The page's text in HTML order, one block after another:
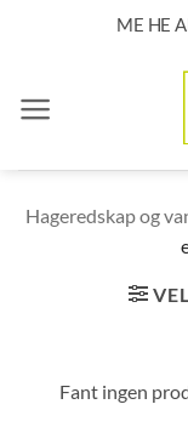
ME HE
Hageredskap og
Fant ingen